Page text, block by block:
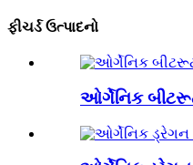
ફીચર્ડ ઉત્પાદનો
ઓર્ગેનિક